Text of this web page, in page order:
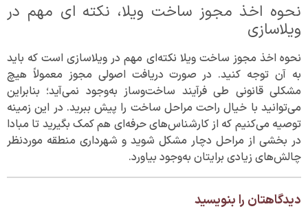
نحوه اخذ مجوز ساخت ویلا، نکته ای مهم در
ویلاسازی
نحوه اخذ مجوز ساخت ویلا نکته‌ای مهم در ویلاسازی است که باید
به آن توجه کنید. در صورت دریافت اصولی مجوز معمولاً هیچ
مشکلی قانونی طی فرآیند ساخت‌و‌ساز به‌وجود نمی‌آید؛ بنابراین
می‌توانید با خیال راحت مراحل ساخت را پیش ببرید. در این زمینه
توصیه می‌کنیم که از کارشناس‌های حرفه‌ای هم کمک بگیرید تا مبادا
در بخشی از مراحل دچار مشکل شوید و شهرداری منطقه موردنظر
چالش‌های زیادی برایتان به‌وجود بیاورد.
دیدگاهتان را بنویسید